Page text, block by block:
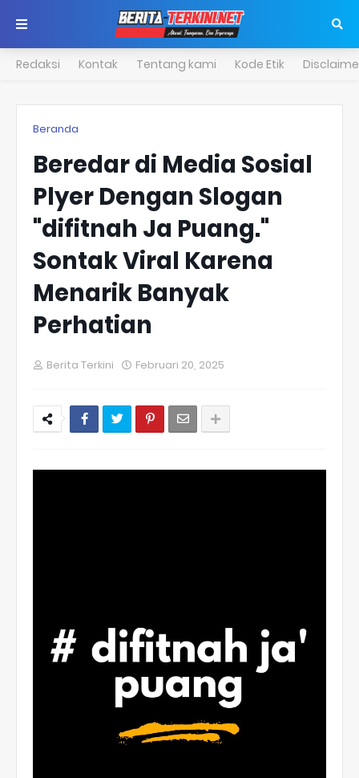
Redaksi Kontak Tentang kami Kode Etik
Beranda
Beredar di Media Sosial
Plyer Dengan Slogan
"difitnah Ja Puang."
Sontak Viral Karena
Menarik Banyak
Perhatian
Berita Terkini Februari 20, 2025